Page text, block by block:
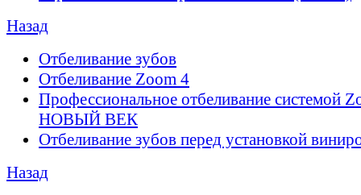
Назад
Отбеливание зубов
Отбеливание Zoom 4
Профессиональное отбеливание системой
НОВЫЙ ВЕК
Отбеливание зубов перед установкой
Назад